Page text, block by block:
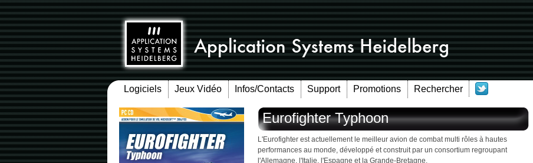
Logiciels Jeux Vidéo Infos/Contacts Support Promotions Rechercher
Eurofighter Typhoon
L'Eurofighter est actuellement le meilleur avion de combat multi rôles à hautes
performances au monde, développé et construit par un consortium regroupant
l'Allemagne, l'Italie, l'Espagne et la Grande-Bretagne.